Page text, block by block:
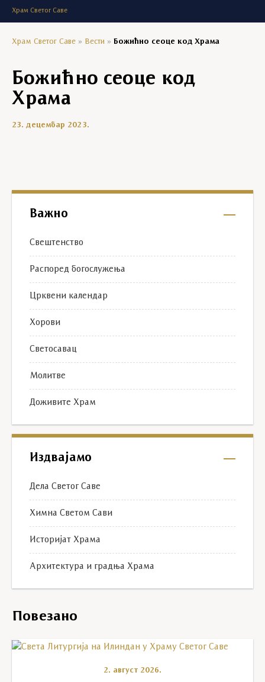
Храм Светог Саве
Храм Светог Саве » Вести » Божићно сеоце код Храма
Божићно сеоце код
Храма
23. децембар 2023.
Важно
Свештенство
Распоред богослужења
Црквени календар
Хорови
Светосавац
Молитве
Доживите Храм
Издвајамо
Дела Светог Саве
Химна Светом Сави
Историјат Храма
Архитектура и градња Храма
Повезано
2. август 2026.